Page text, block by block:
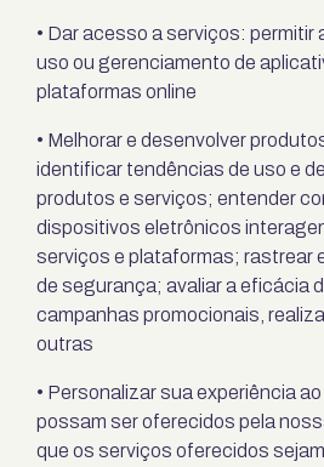
• Dar acesso a serviços: permitir
uso ou gerenciamento de
plataformas online
• Melhorar e desenvolver
identificar tendências de uso e
produtos e serviços; entender
dispositivos eletrônicos
serviços e plataformas; rastrear
de segurança; avaliar a eficácia
campanhas promocionais,
outras
• Personalizar sua experiência
possam ser oferecidos pela
que os serviços oferecidos